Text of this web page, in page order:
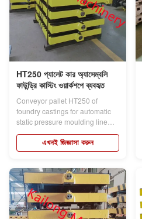
HT250 প্যালেট কার অ্যাসেম্বলি
ফাউন্ড্রি কাস্টিং ওয়ার্কশপে ব্যবহৃত
Conveyor pallet HT250 of
foundry castings for automatic
static pressure moulding line
Products...
এখনই জিজ্ঞাসা করুন